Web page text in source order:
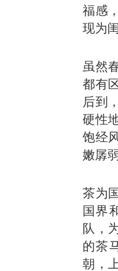
福感
现为
虽然
都有
后到
硬性
饱经
嫩孱
茶为
国界
队，
的茶
朝，